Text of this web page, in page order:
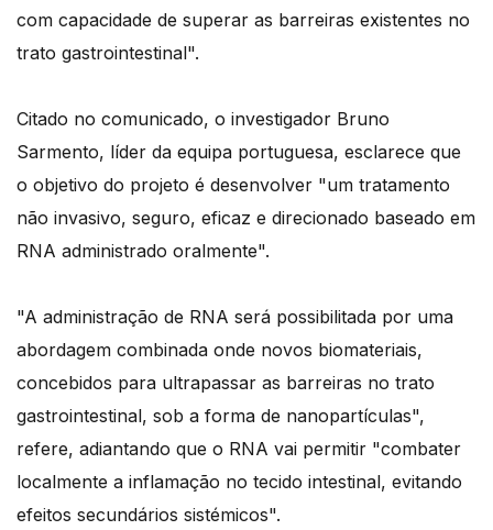
com capacidade de superar as barreiras existentes no
trato gastrointestinal".
Citado no comunicado, o investigador Bruno
Sarmento, líder da equipa portuguesa, esclarece que
o objetivo do projeto é desenvolver "um tratamento
não invasivo, seguro, eficaz e direcionado baseado em
RNA administrado oralmente".
"A administração de RNA será possibilitada por uma
abordagem combinada onde novos biomateriais,
concebidos para ultrapassar as barreiras no trato
gastrointestinal, sob a forma de nanopartículas",
refere, adiantando que o RNA vai permitir "combater
localmente a inflamação no tecido intestinal, evitando
efeitos secundários sistémicos".